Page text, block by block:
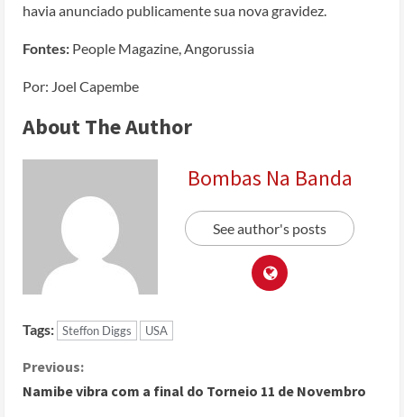
havia anunciado publicamente sua nova gravidez.
Fontes: People Magazine, Angorussia
Por: Joel Capembe
About The Author
Bombas Na Banda
See author's posts
Tags: Steffon Diggs USA
Previous:
Namibe vibra com a final do Torneio 11 de Novembro